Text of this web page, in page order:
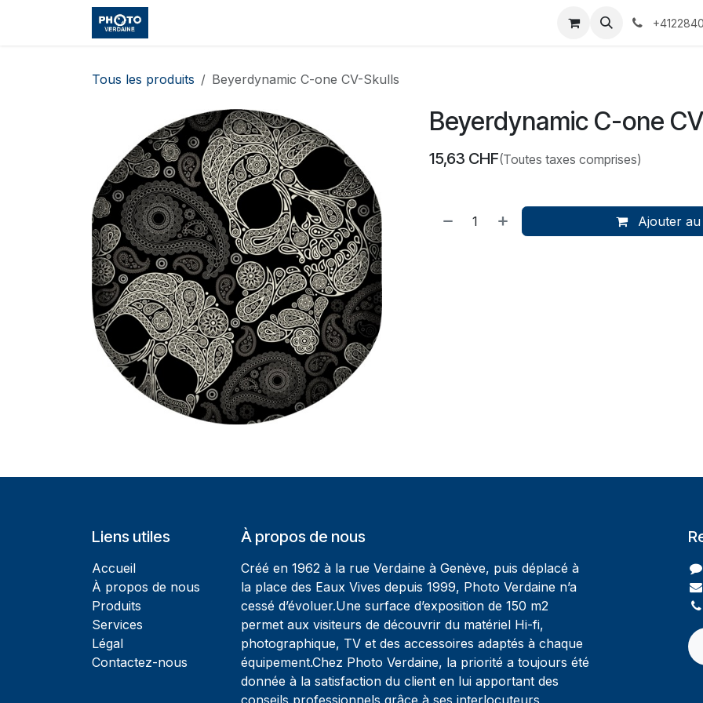
Se rendre au contenu
Événements Services
Tous les produits Beyerdynamic C-one CV-Skulls
Beyerdynamic C-one
15,63 CHF(Toutes taxes comprises)
Ajouter
Liens utiles
Accueil
À propos de nous
Produits
Services
Légal
Contactez-nous
À propos de nous
Créé en 1962 à la rue Verdaine à Genève, puis déplacé à
la place des Eaux Vives depuis 1999, Photo Verdaine n’a
cessé d’évoluer.Une surface d’exposition de 150 m2
permet aux visiteurs de découvrir du matériel Hi-fi,
photographique, TV et des accessoires adaptés à chaque
équipement.Chez Photo Verdaine, la priorité a toujours été
donnée à la satisfaction du client en lui apportant des